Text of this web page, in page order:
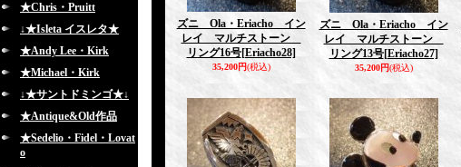
★Chris・Pruitt
↓★Isleta イスレタ★
★Andy Lee・Kirk
★Michael・Kirk
↓★サントドミンゴ★↓
★Antique&Old作品
★Sedelio・Fidel・Lovat
o
ズニ Ola・Eriacho イン
レイ マルチストーン
リング16号[Eriacho28]
35,200円(税込)
ズニ Ola・Eriacho イン
レイ マルチストーン
リング13号[Eriacho27]
35,200円(税込)